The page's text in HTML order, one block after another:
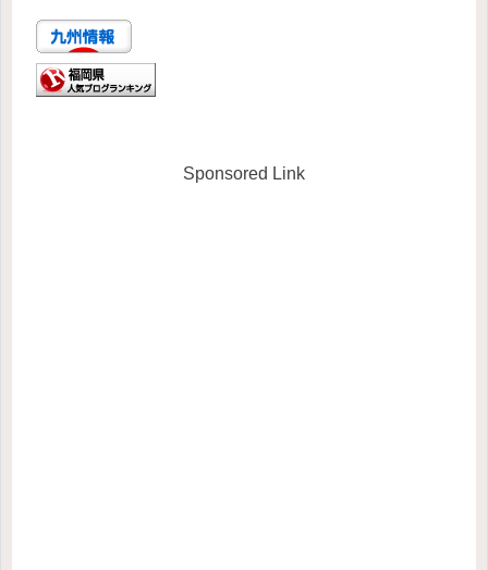
Sponsored Link